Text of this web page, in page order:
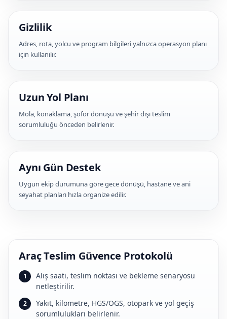
Gizlilik
Adres, rota, yolcu ve program bilgileri yalnızca operasyon planı
için kullanılır.
Uzun Yol Planı
Mola, konaklama, şoför dönüşü ve şehir dışı teslim
sorumluluğu önceden belirlenir.
Aynı Gün Destek
Uygun ekip durumuna göre gece dönüşü, hastane ve ani
seyahat planları hızla organize edilir.
Araç Teslim Güvence Protokolü
Alış saati, teslim noktası ve bekleme senaryosu
netleştirilir.
Yakıt, kilometre, HGS/OGS, otopark ve yol geçiş
sorumlulukları belirlenir.